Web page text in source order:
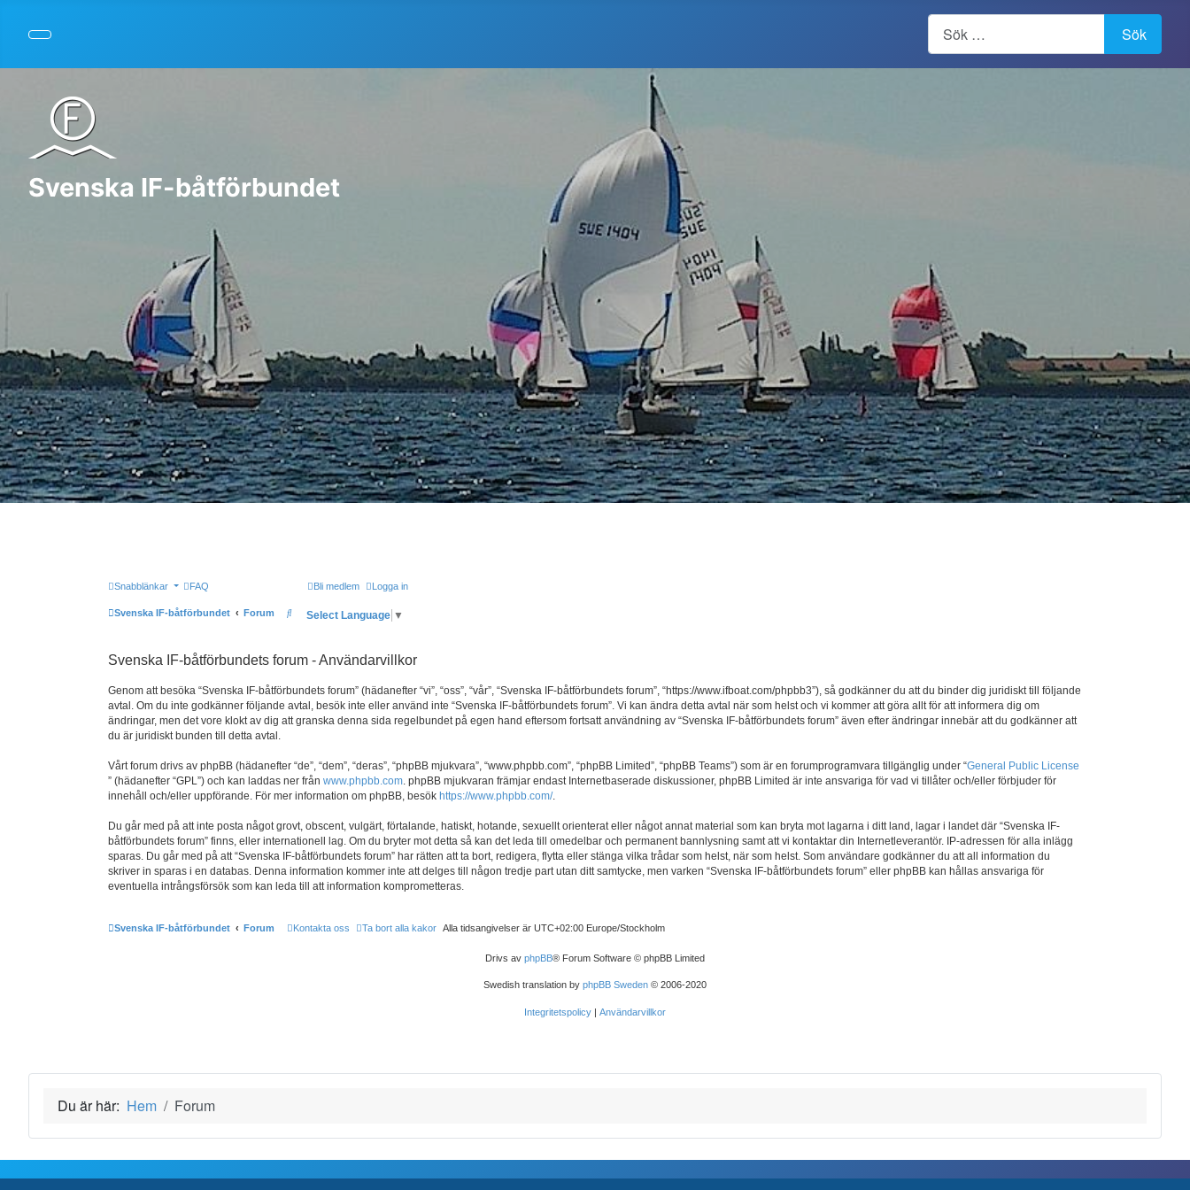
Artiklar, forum, händelser, dokument
Sök
Svenska IF-båtförbundet
Snabblänkar FAQ Logga in
Bli medlem
Svenska IF-båtförbundet Forum Select Language ▼
Sök
Svenska IF-båtförbundets forum - Användarvillkor
Genom att besöka “Svenska IF-båtförbundets forum” (hädanefter “vi”, “oss”, “vår”, “Svenska IF-båtförbundets forum”, “https://www.ifboat.com/phpbb3”), så godkänner du att du binder dig juridiskt till följande
avtal. Om du inte godkänner följande avtal, besök inte eller använd inte “Svenska IF-båtförbundets forum”. Vi kan ändra detta avtal när som helst och vi kommer att göra allt för att informera dig om
ändringar, men det vore klokt av dig att granska denna sida regelbundet på egen hand eftersom fortsatt användning av “Svenska IF-båtförbundets forum” även efter ändringar innebär att du godkänner att
du är juridiskt bunden till detta avtal.
Vårt forum drivs av phpBB (hädanefter “de”, “dem”, “deras”, “phpBB mjukvara”, “www.phpbb.com”, “phpBB Limited”, “phpBB Teams”) som är en forumprogramvara tillgänglig under “General Public License
” (hädanefter “GPL”) och kan laddas ner från www.phpbb.com. phpBB mjukvaran främjar endast Internetbaserade diskussioner, phpBB Limited är inte ansvariga för vad vi tillåter och/eller förbjuder för
innehåll och/eller uppförande. För mer information om phpBB, besök https://www.phpbb.com/.
Du går med på att inte posta något grovt, obscent, vulgärt, förtalande, hatiskt, hotande, sexuellt orienterat eller något annat material som kan bryta mot lagarna i ditt land, lagar i landet där “Svenska IF-
båtförbundets forum” finns, eller internationell lag. Om du bryter mot detta så kan det leda till omedelbar och permanent bannlysning samt att vi kontaktar din Internetleverantör. IP-adressen för alla inlägg
sparas. Du går med på att “Svenska IF-båtförbundets forum” har rätten att ta bort, redigera, flytta eller stänga vilka trådar som helst, när som helst. Som användare godkänner du att all information du
skriver in sparas i en databas. Denna information kommer inte att delges till någon tredje part utan ditt samtycke, men varken “Svenska IF-båtförbundets forum” eller phpBB kan hållas ansvariga för
eventuella intrångsförsök som kan leda till att information komprometteras.
Svenska IF-båtförbundet Forum Alla tidsangivelser är UTC+02:00 Europe/Stockholm
Ta bort alla kakor
Kontakta oss
Drivs av phpBB® Forum Software © phpBB Limited
Swedish translation by phpBB Sweden © 2006-2020
Integritetspolicy | Användarvillkor
Du är här: Hem Forum